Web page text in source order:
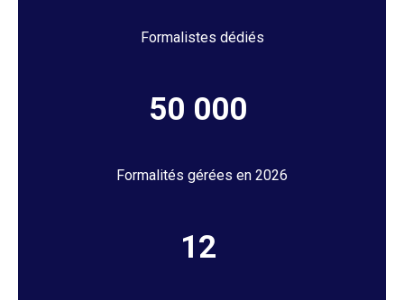
Formalistes dédiés
50 000
Formalités gérées en 2026
12